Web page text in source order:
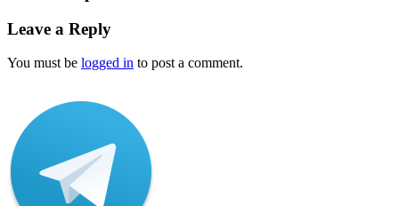
Leave a Reply
You must be logged in to post a comment.